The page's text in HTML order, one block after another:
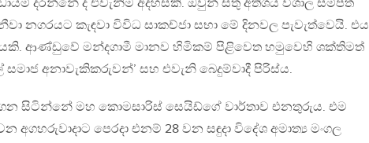
දරන්නේ ද එවැනිම අදහසකි. ඔවුන් සතු අතිශය විශාල සම්පත්
නගරයට කැඳවා විවිධ සාකච්ජා සභා මේ දිනවල පැවැත්වෙයි. එය
ආණ්ඩුවේ මන්දගාමී මානව හිමිකම් පිළිවෙත හමුවෙහි ශක්තිමත්
අනාවැකිකරුවන්’ සහ එවැනි බෙදුම්වාදී පිරිස්ය.
සිටින්නේ මහ කොමසාරිස් සෙයිඩ්ගේ වාර්තාව එනතුරුය. එම
අගහරුවාදාට පෙරදා එනම් 28 වන සඳුදා විදේශ අමාත්‍ය මංගල